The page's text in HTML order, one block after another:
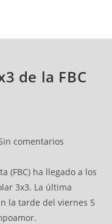
de la FBC
comentarios
(FBC) ha llegado a los
3x3. La última
la tarde del viernes 5